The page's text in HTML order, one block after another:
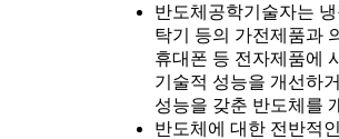
반도체공학기술자는
탁기 등의 가전제품과
휴대폰 등 전자제품에
기술적 성능을 개선하
성능을 갖춘 반도체를
반도체에 대한 전반적